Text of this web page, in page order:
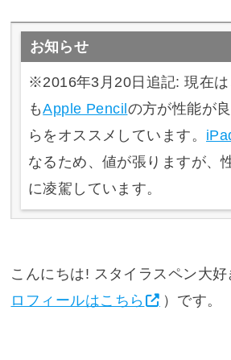
お知らせ
※2016年3月20日追記: 現在は
もApple Pencil の方が性能が
らをオススメしています。
なるため、値が張りますが、
に凌駕しています。
こんにちは! スタイラスペン大好
ロフィールはこちら
）です。